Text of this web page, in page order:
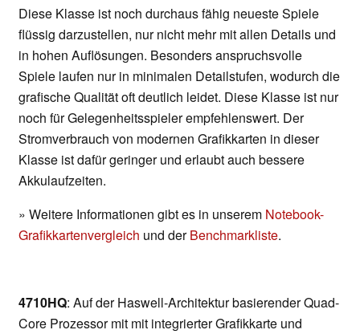
Diese Klasse ist noch durchaus fähig neueste Spiele
flüssig darzustellen, nur nicht mehr mit allen Details und
in hohen Auflösungen. Besonders anspruchsvolle
Spiele laufen nur in minimalen Detailstufen, wodurch die
grafische Qualität oft deutlich leidet. Diese Klasse ist nur
noch für Gelegenheitsspieler empfehlenswert. Der
Stromverbrauch von modernen Grafikkarten in dieser
Klasse ist dafür geringer und erlaubt auch bessere
Akkulaufzeiten.
» Weitere Informationen gibt es in unserem Notebook-
Grafikkartenvergleich und derBenchmarkliste.
4710HQ: Auf der Haswell-Architektur basierender Quad-
Core Prozessor mit mit integrierter Grafikkarte und